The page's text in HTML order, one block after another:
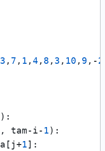
3 , 7 , 1 ,4 , 8 , 3 , 10 , 9 ,-2
, tam-i- 1):
1]: